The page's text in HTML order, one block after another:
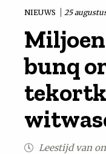
Vaktechniek
Achtergrond
Uit
NIEUWS 25
bunq
Leestijd van